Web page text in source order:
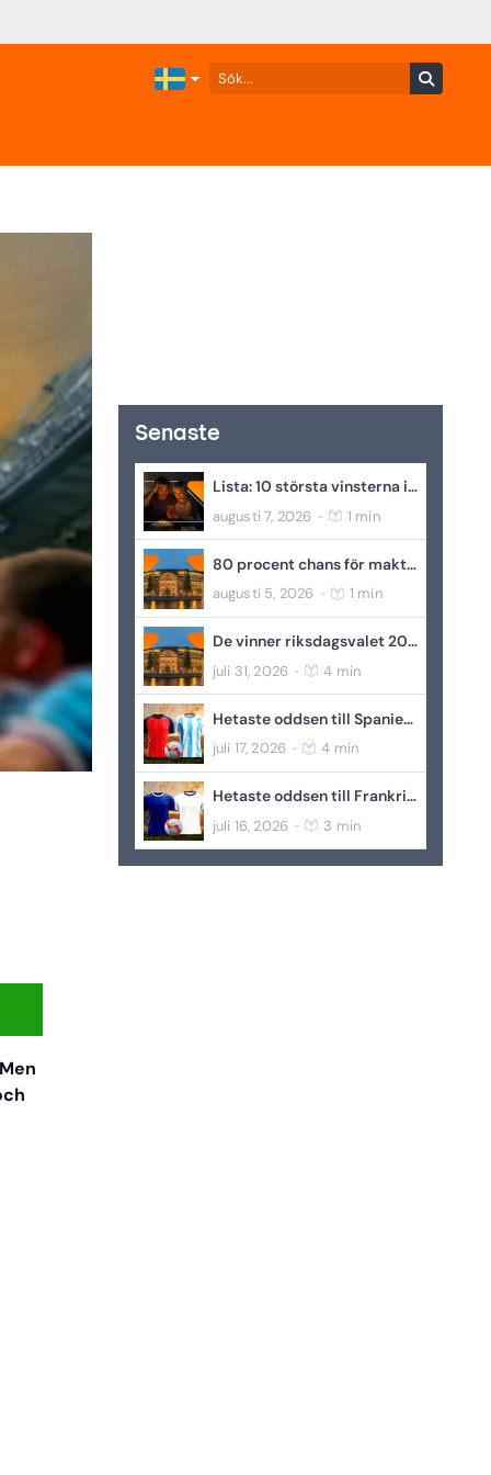
Senaste
Lista: 10 största vinsterna i juli
augusti 7, 2026 - 1 min
80 procent chans för maktskifte – enligt oddsen
augusti 5, 2026 - 1 min
De vinner riksdagsvalet 2026 – enligt oddsen
juli 31, 2026 - 4 min
Hetaste oddsen till Spanien-Argentina – VM-final 2026
juli 17, 2026 - 4 min
Hetaste oddsen till Frankrike-England – bronsmatch VM 2026
juli 16, 2026 - 3 min